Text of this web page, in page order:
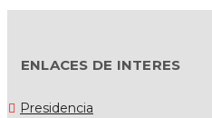
ENLACES DE INTERES
Presidencia